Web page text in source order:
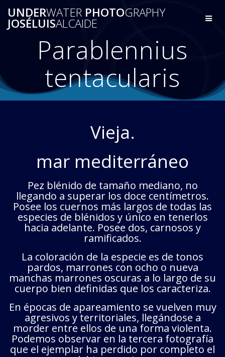
al
UNDERWATER PHOTOGRAPHY
JOSÉLUISALCAIDE
Parablennius
tentacularis
Vieja.
mar mediterráneo
Pez blénido de tamaño mediano, no
llegando a superar los doce centímetros.
Posee los cuernos más largos de todas las
especies de blénidos y único en tenerlos
hacia adelante. Posee dos, carnosos y
ramificados.
La coloración de la especie es de tonos
pardos, marrones con ocho o nueva
manchas marrones oscuras a lo largo de su
cuerpo bien definidas que los caracteriza.
En épocas de apareamiento se vuelven muy
agresivos y territoriales, llegándose a
morder entre ellos de una forma violenta.
Podemos observar en la tercera fotografía
que el ejemplar ha perdido por completo el